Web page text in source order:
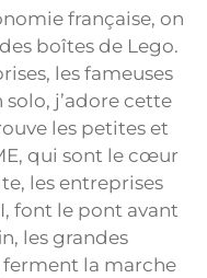
française, on
boîtes de Lego.
les fameuses
solo, j’adore cette
les petites et
qui sont le cœur
les entreprises
font le pont avant
les grandes
ferment la marche